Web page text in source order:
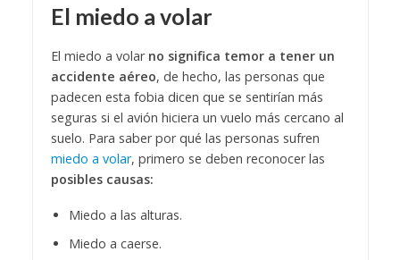
El miedo a volar
El miedo a volar no significa temor a tener un
accidente aéreo, de hecho, las personas que
padecen esta fobia dicen que se sentirían más
seguras si el avión hiciera un vuelo más cercano al
suelo. Para saber por qué las personas sufren
miedo a volar, primero se deben reconocer las
posibles causas:
Miedo a las alturas.
Miedo a caerse.